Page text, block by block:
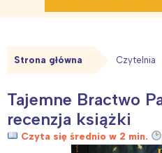
Strona główna Czytelnia
Tajemne Bractwo
recenzja książki
Czyta się średnio w 2 min.